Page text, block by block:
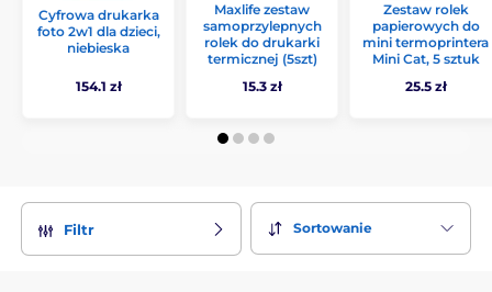
Cyfrowa drukarka
foto 2w1 dla dzieci,
niebieska
154.1 zł
Maxlife zestaw
samoprzylepnych
rolek do drukarki
termicznej (5szt)
15.3 zł
Zestaw rolek
papierowych do
mini termoprintera
Mini Cat, 5 sztuk
25.5 zł
Filtr Sortowanie